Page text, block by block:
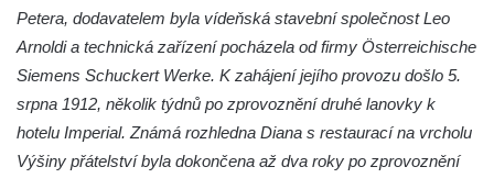
Petera, dodavatelem byla vídeňská stavební společnost Leo
Arnoldi a technická zařízení pocházela od firmy Österreichische
Siemens Schuckert Werke. K zahájení jejího provozu došlo 5.
srpna 1912, několik týdnů po zprovoznění druhé lanovky k
hotelu Imperial. Známá rozhledna Diana s restaurací na vrcholu
Výšiny přátelství byla dokončena až dva roky po zprovoznění